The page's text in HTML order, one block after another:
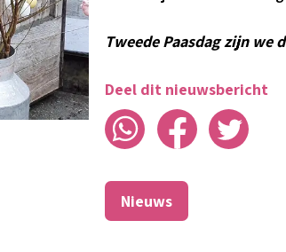
Tweede Paasdag zijn we
Deel dit nieuwsbericht
Nieuws